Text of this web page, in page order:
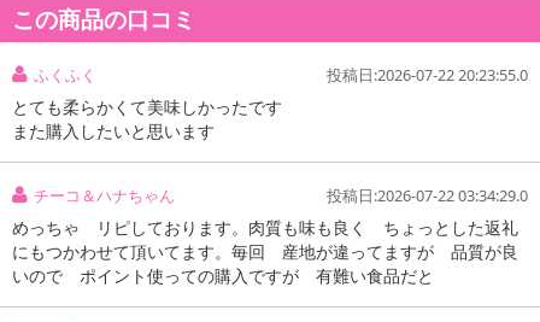
この商品の口コミ
ふくふく 投稿日:2026-07-22 20:23:55.0
とても柔らかくて美味しかったです
また購入したいと思います
チーコ＆ハナちゃん 投稿日:2026-07-22 03:34:29.0
めっちゃ リピしております。肉質も味も良く ちょっとした返礼
にもつかわせて頂いてます。毎回 産地が違ってますが 品質が良
いので ポイント使っての購入ですが 有難い食品だと